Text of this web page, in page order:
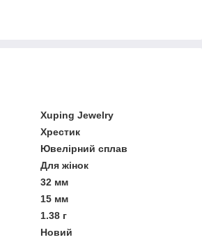
Xuping Jewelry
Хрестик
Ювелірний сплав
Для жінок
32 мм
15 мм
1.38 г
Новий